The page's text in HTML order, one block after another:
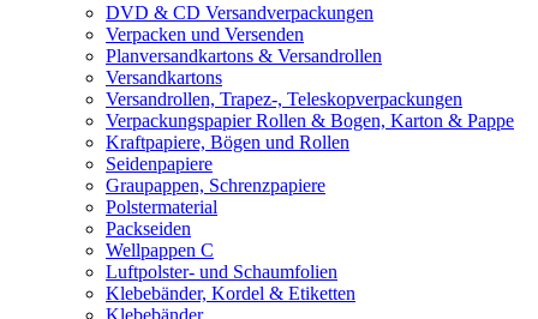
DVD & CD Versandverpackungen
Verpacken und Versenden
Planversandkartons & Versandrollen
Versandkartons
Versandrollen, Trapez-, Teleskopverpackungen
Verpackungspapier Rollen & Bogen, Karton & Pappe
Kraftpapiere, Bögen und Rollen
Seidenpapiere
Graupappen, Schrenzpapiere
Polstermaterial
Packseiden
Wellpappen C
Luftpolster- und Schaumfolien
Klebebänder, Kordel & Etiketten